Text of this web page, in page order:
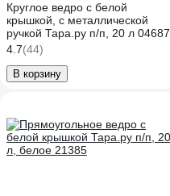
Круглое ведро с белой
крышкой, с металлической
ручкой Тара.ру п/п, 20 л 04687
4.7(44)
В корзину